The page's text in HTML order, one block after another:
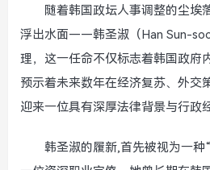
随着韩国政坛人事调整的尘埃
浮出水面——韩圣淑（Han Sun-
理，这一任命不仅标志着韩国政府
预示着未来数年在经济复苏、外交
迎来一位具有深厚法律背景与行政
韩圣淑的履新,首先被视为一种